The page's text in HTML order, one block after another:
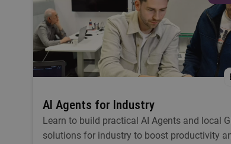
AI Agents for Industry
Learn to build practical AI Agents and local
solutions for industry to boost productivity